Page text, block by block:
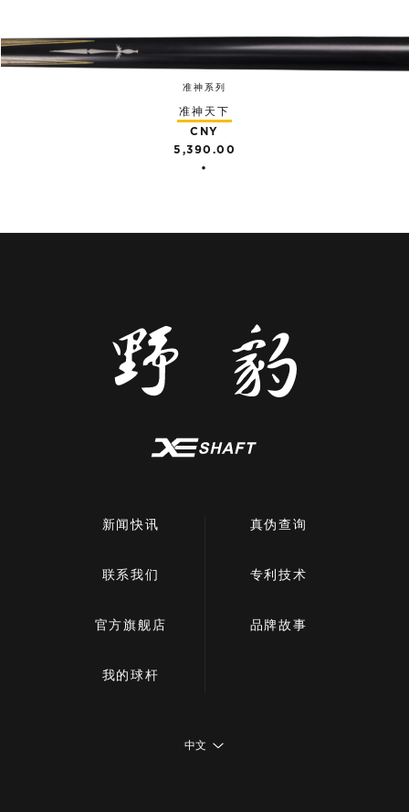
准神系列
准神天下
CNY
5,390.00
•
新闻快讯
联系我们
官方旗舰店
我的球杆
真伪查询
专利技术
品牌故事
中文